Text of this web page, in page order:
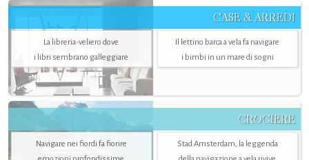
CASE & ARREDI
La libreria-veliero dove
i libri sembrano galleggiare
Il lettino barca a vela fa navigare
i bimbi in un mare di sogni
CROCIERE
Navigare nei fiordi fa fiorire
Stad Amsterdam, la leggenda